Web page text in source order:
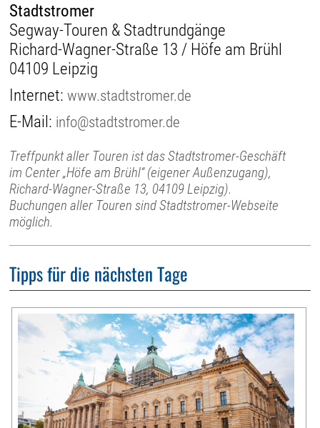
Stadtstromer
Segway-Touren & Stadtrundgänge
Richard-Wagner-Straße 13 / Höfe am Brühl
04109 Leipzig
Internet:www.stadtstromer.de
E-Mail: info@stadtstromer.de
Treffpunkt aller Touren ist das Stadtstromer-Geschäft
im Center „Höfe am Brühl“ (eigener Außenzugang),
Richard-Wagner-Straße 13, 04109 Leipzig).
Buchungen aller Touren sind Stadtstromer-Webseite
möglich.
Tipps für die nächsten Tage